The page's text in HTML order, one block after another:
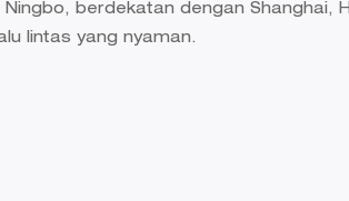
berdekatan dengan Shanghai,
lintas yang nyaman.